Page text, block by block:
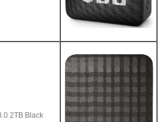
2TB Black